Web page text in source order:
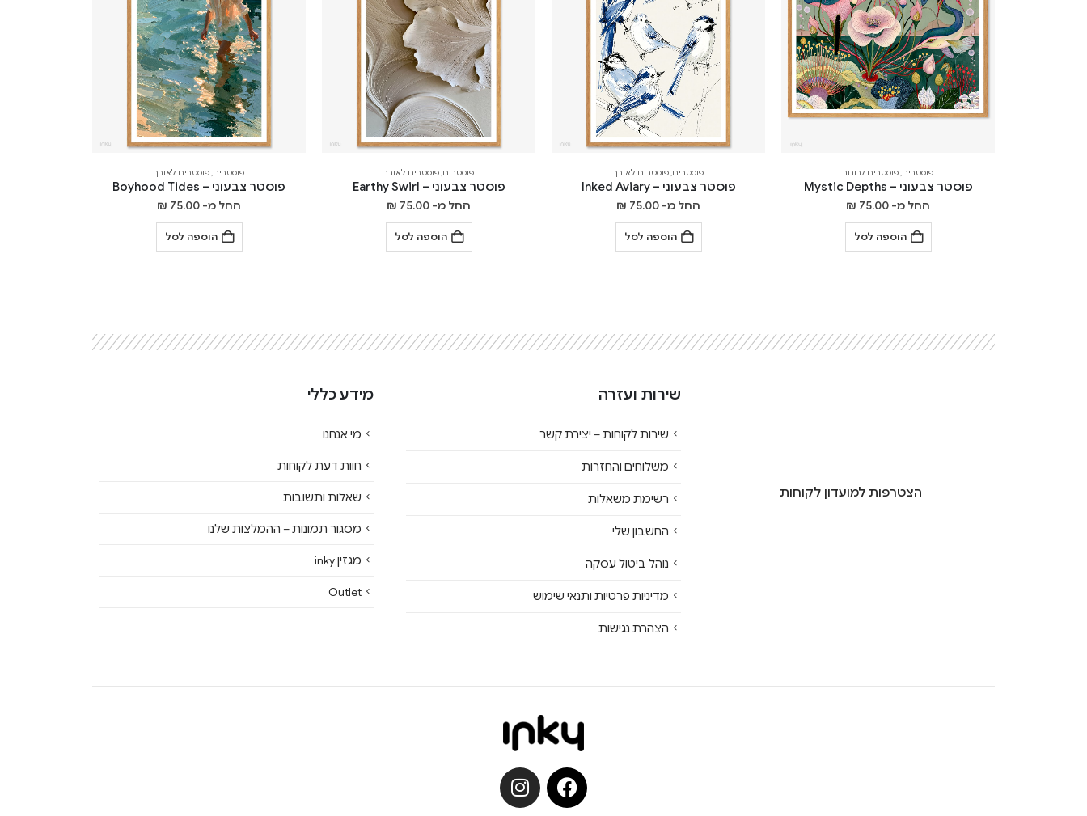
פוסטרים,פוסטרים לרוחב
פוסטר צבעוני – Mystic Depths
החל מ- ₪ 75.00
הוספה לסל
פוסטרים,פוסטרים לאורך
פוסטר צבעוני – Inked Aviary
החל מ- ₪ 75.00
הוספה לסל
פוסטרים,פוסטרים לאורך
פוסטר צבעוני – Earthy Swirl
החל מ- ₪ 75.00
הוספה לסל
פוסטרים,פוסטרים לאורך
פוסטר צבעוני – Boyhood Tides
החל מ- ₪ 75.00
הוספה לסל
הצטרפות למועדון לקוחות
שירות ועזרה
שירות לקוחות – יצירת קשר
משלוחים והחזרות
רשימת משאלות
החשבון שלי
נוהל ביטול עסקה
מדיניות פרטיות ותנאי שימוש
הצהרת נגישות
מידע כללי
מי אנחנו
חוות דעת לקוחות
שאלות ותשובות
מסגור תמונות – ההמלצות שלנו
מגזין inky
Outlet